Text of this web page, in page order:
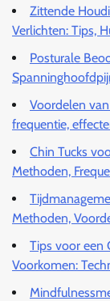
Zittende
Verlichten: Tips,
Posturale
Voordelen
frequentie,
Chin Tucks
Methoden,
Methoden,
Tips voor een
Voorkomen: